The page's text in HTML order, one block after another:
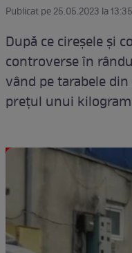
Publicat pe 25.05.2023 la
După ce cireșele și
controverse în
vând pe tarabele
prețul unui kilogram